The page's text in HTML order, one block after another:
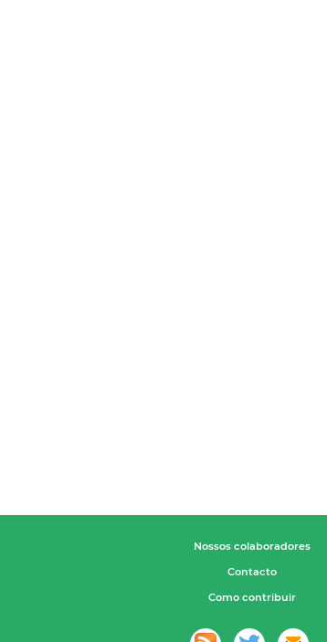
Nossos colaboradores
Contacto
Como contribuir